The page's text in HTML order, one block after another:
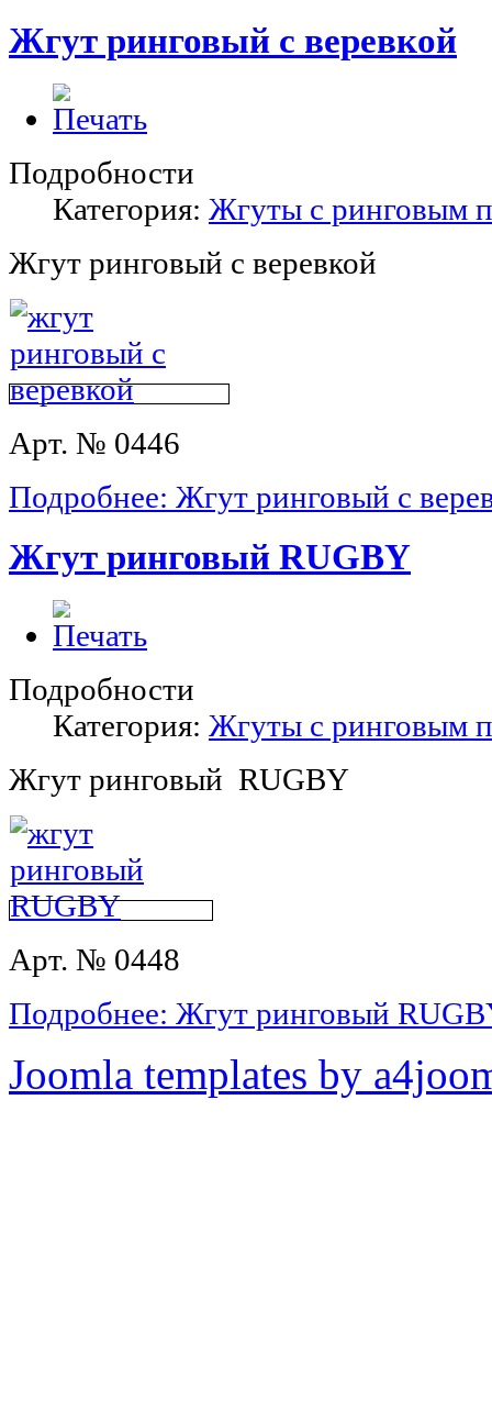
Жгут ринговый с веревкой
Подробности
Категория: Жгуты с ринговым
Жгут ринговый с веревкой
Арт. № 0446
Подробнее: Жгут ринговый с
Жгут ринговый RUGBY
Подробности
Категория: Жгуты с ринговым
Жгут ринговый RUGBY
Арт. № 0448
Подробнее: Жгут ринговый
Joomla templates by